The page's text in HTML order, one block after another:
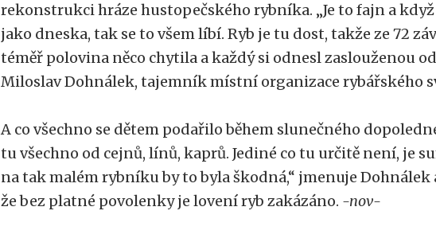
rekonstrukci hráze hustopečského rybníka. „Je to fajn a
jako dneska, tak se to všem líbí. Ryb je tu dost, takže ze 72
téměř polovina něco chytila a každý si odnesl zaslouženou
Miloslav Dohnálek, tajemník místní organizace rybářského
A co všechno se dětem podařilo během slunečného
tu všechno od cejnů, línů, kaprů. Jediné co tu určitě není, je
na tak malém rybníku by to byla škodná,“ jmenuje Dohnálek
že bez platné povolenky je lovení ryb zakázáno. -nov-